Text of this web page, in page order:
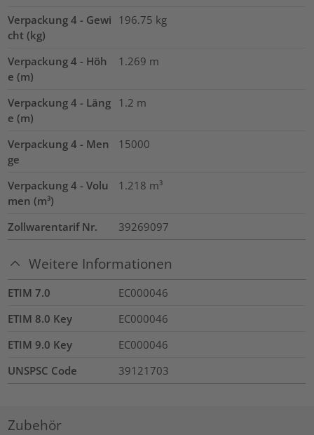
Verpackung 4 - Gewi
cht (kg)
196.75 kg
Verpackung 4 - Höh
e (m)
1.269 m
Verpackung 4 - Läng
e (m)
1.2 m
Verpackung 4 - Men
ge
15000
Verpackung 4 - Volu
men (m³)
1.218 m³
Zollwarentarif Nr. 39269097
Weitere Informationen
ETIM 7.0
EC000046
ETIM 8.0 Key
EC000046
ETIM 9.0 Key
EC000046
UNSPSC Code
39121703
Zubehör